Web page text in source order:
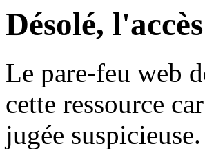
Désolé,
Le pare-feu web
cette ressource
jugée suspicieuse.